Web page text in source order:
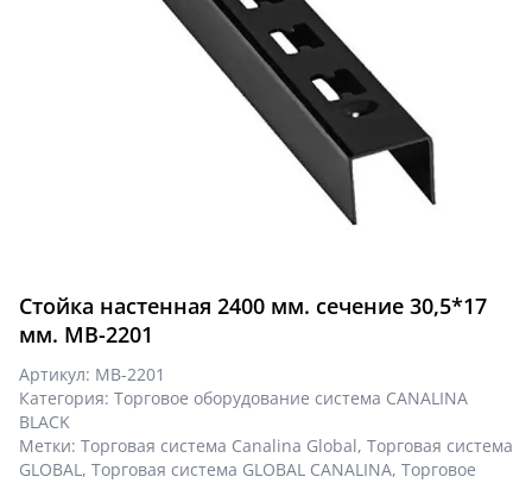
Стойка настенная 2400 мм. сечение 30,5*17
мм. МВ-2201
Артикул: МВ-2201
Категория: Торговое оборудование система CANALINA
BLACK
Метки: Торговая система Canalina Global, Торговая система
GLOBAL, Торговая система GLOBAL CANALINA, Торговое